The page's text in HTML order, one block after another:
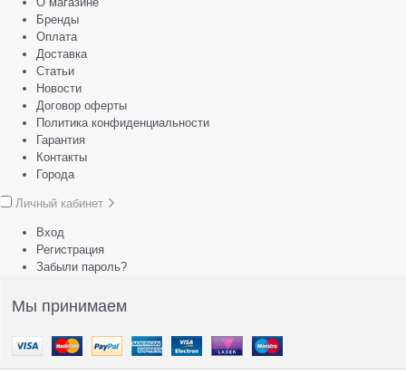
Бренды
Оплата
Доставка
Статьи
Новости
Договор оферты
Политика конфиденциальности
Гарантия
Контакты
Города
Личный кабинет
Вход
Регистрация
Забыли пароль?
Мы принимаем